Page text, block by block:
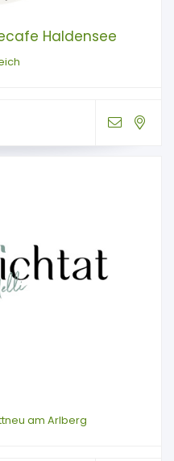
Haldensee
am Arlberg